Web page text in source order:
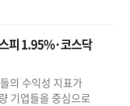
피 1.95%·코스닥
의 수익성 지표가
기업들을 중심으로